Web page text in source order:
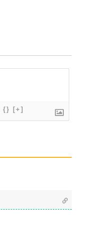
{} [+]